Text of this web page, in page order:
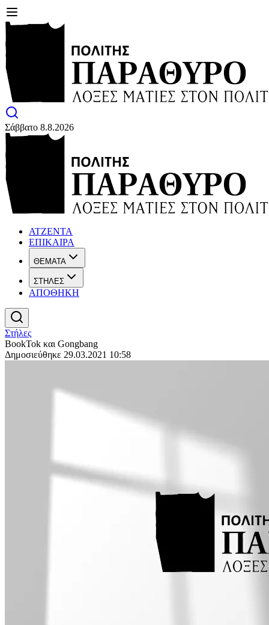
Σάββατο 8.8.2026
ΑΤΖΕΝΤΑ
ΕΠΙΚΑΙΡΑ
ΘΕΜΑΤΑ
ΣΤΗΛΕΣ
ΑΠΟΘΗΚΗ
Στήλες
BookTok και Gongbang
Δημοσιεύθηκε 29.03.2021 10:58